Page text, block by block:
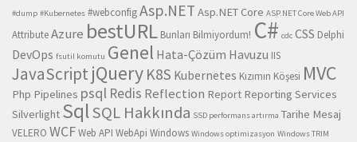
#dump #Kubernetes #webconfigAsp.NET Asp.NET Core ASP.NET Core Web API
AttributeAzure bestURL Bunları Bilmiyordum! C# cdc CSS Delphi
DevOps fsutil komutu Genel Hata-Çözüm Havuzu IIS
JavaScript jQuery K8S Kubernetes Kızımın Köşesi MVC
Php Pipelines psql Redis Reflection Report Reporting Services
Silverlight SqlSQL Hakkında SSD performans artırma Tarihe Mesaj
VELERO WCFWeb API WebApi Windows Windows optimizasyon Windows TRIM